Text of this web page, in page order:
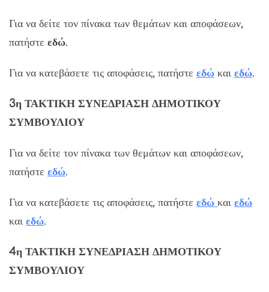
Για να δείτε τον πίνακα των θεμάτων και αποφάσεων,
πατήστε εδώ.
Για να κατεβάσετε τις αποφάσεις, πατήστε εδώ και εδώ.
3η ΤΑΚΤΙΚΗ ΣΥΝΕΔΡΙΑΣΗ ΔΗΜΟΤΙΚΟΥ
ΣΥΜΒΟΥΛΙΟΥ
Για να δείτε τον πίνακα των θεμάτων και αποφάσεων,
πατήστε εδώ.
Για να κατεβάσετε τις αποφάσεις, πατήστε εδώ και εδώ
και εδώ.
4η ΤΑΚΤΙΚΗ ΣΥΝΕΔΡΙΑΣΗ ΔΗΜΟΤΙΚΟΥ
ΣΥΜΒΟΥΛΙΟΥ